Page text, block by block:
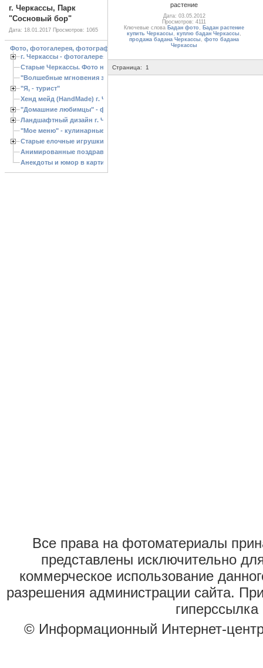
г. Черкассы, Парк
"Сосновый бор"
Дата: 18.01.2017 Просмотров: 1065
Фото, фотогалерея, фотографии Черкассы, зоопарк, ландшафтный дизайн.
г. Черкассы - фотогалерея
Старые Черкассы. Фото начало ХХ ст.
"Волшебные мгновения зимы"
"Я, - турист"
Хенд мейд (HandMade) г. Черкассы, - изделия ручной работы
"Домашние любимцы" - фото
Ландшафтный дизайн г. Черкассы
"Мое меню" - кулинарные рецепты
Старые елочные игрушки
Анимированные поздравления с Новым 2013 годом
Анекдоты и юмор в картинках
растение
Дата: 03.05.2012
Просмотров: 4111
Ключевые слова Бадан фото , Бадан растение
купить Черкассы , куплю бадан Черкассы ,
продажа бадана Черкассы , фото бадана
Черкассы
Страница: 1
Все права на фотоматериалы
представлены исключительно
коммерческое использование
разрешения администрации сайта.
гиперссылка
© Информационный Интернет-